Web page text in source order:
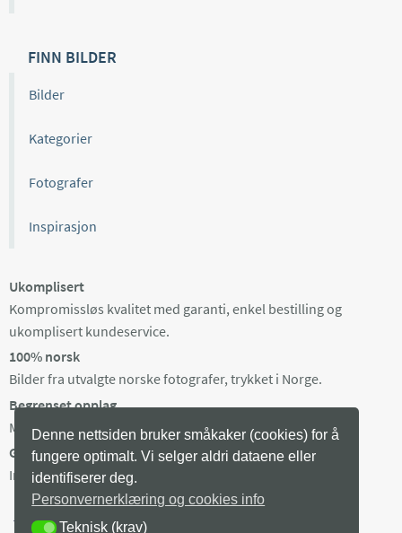
FINN BILDER
Bilder
Kategorier
Fotografer
Inspirasjon
Ukomplisert
Kompromissløs kvalitet med garanti, enkel bestilling og
ukomplisert kundeservice.
100% norsk
Bilder fra utvalgte norske fotografer, trykket i Norge.
Begrenset opplag
Maks 100 eksemplarer av hvert bilde, trykket på bestilling.
Gratis frakt i Norge
Ingen minstepris. Produksjonstid 3-8 arb dager + levering.
Denne nettsiden bruker småkaker (cookies) for å
fungere optimalt. Vi selger aldri dataene eller
identifiserer deg.
Personvernerklæring og cookies info
TEKNISK (KRAV)
Teknisk (krav)